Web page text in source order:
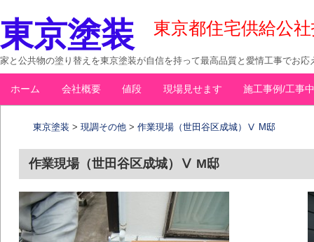
東京塗装
家と公共物の塗り替えを東京塗装が自信を持って最高品質と愛情工事でお
東京都住宅供給公
メインメニュー
コ
ホーム 会社概要 値段 現場見せます 施工事例/工事
東京塗装 >現調その他 >作業現場（世田谷区成城）Ⅴ M邸
作業現場（世田谷区成城）Ⅴ M邸